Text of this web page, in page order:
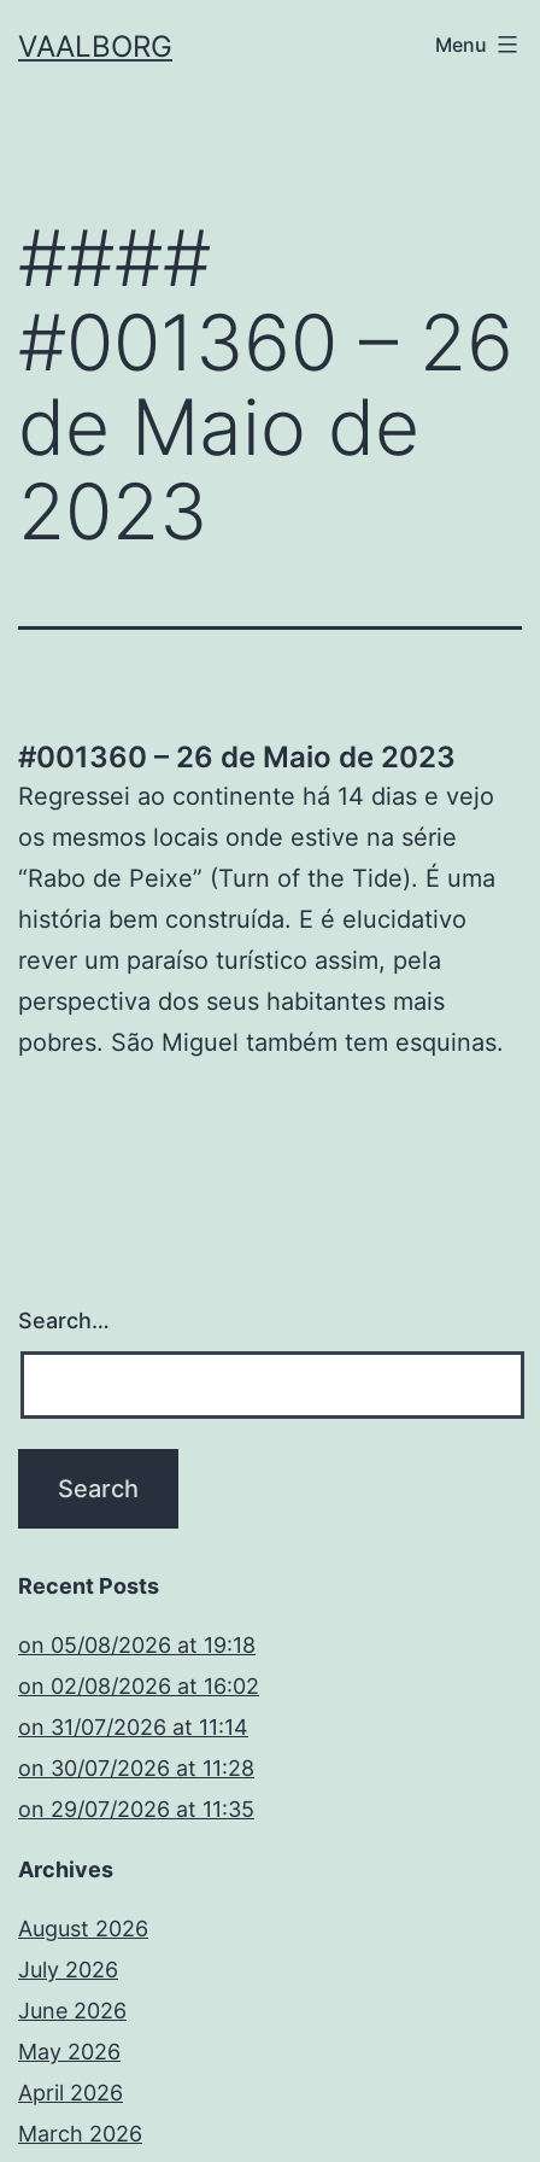
toVAALBORG Menu
####
#001360 – 26
de Maio de
2023
#001360 – 26 de Maio de 2023
Regressei ao continente há 14 dias e vejo
os mesmos locais onde estive na série
“Rabo de Peixe” (Turn of the Tide). É uma
história bem construída. E é elucidativo
rever um paraíso turístico assim, pela
perspectiva dos seus habitantes mais
pobres. São Miguel também tem esquinas.
Search…
Recent Posts
​on 05/08/2026 at 19:18
​on 02/08/2026 at 16:02
​on 31/07/2026 at 11:14
​on 30/07/2026 at 11:28
​on 29/07/2026 at 11:35
Archives
August 2026
July 2026
June 2026
May 2026
April 2026
March 2026